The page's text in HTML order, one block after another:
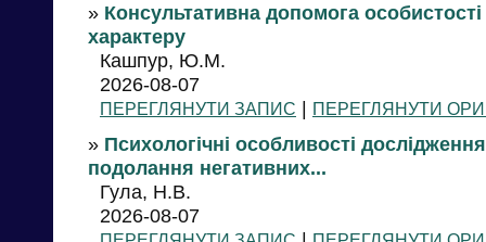
» Консультативна допомога
характеру
Кашпур, Ю.М.
2026-08-07
ПЕРЕГЛЯНУТИ ЗАПИС | ПЕРЕГЛЯНУТИ
» Психологічні особливості
подолання негативних...
Гула, Н.В.
2026-08-07